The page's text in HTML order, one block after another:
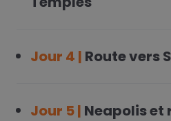
Jour 4 | Route vers
Jour 5 | Neapolis et